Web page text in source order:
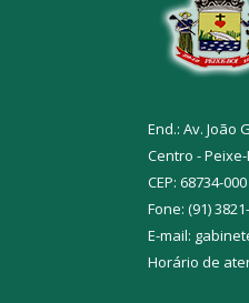
End.: Av. João
Centro - Peixe-
CEP: 68734-000
Fone: (91)
E-mail:
Horário de